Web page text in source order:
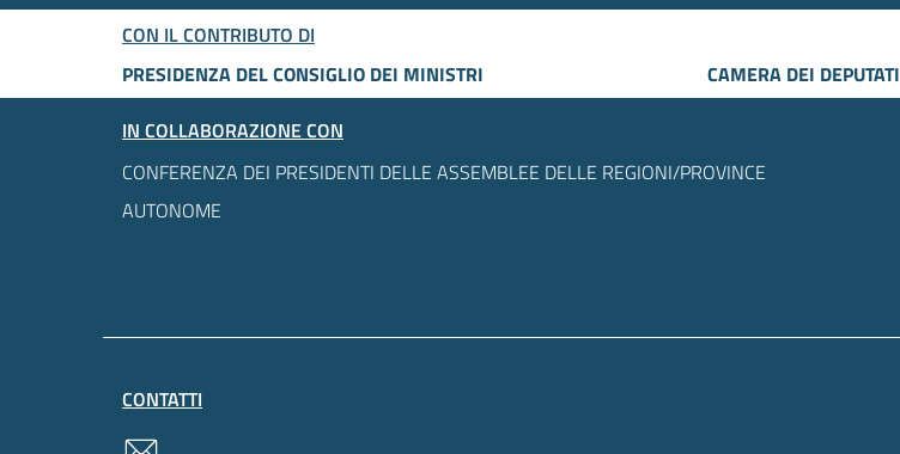
CON IL CONTRIBUTO DI
PRESIDENZA DEL CONSIGLIO DEI MINISTRI
CAMERA DEI DEPUTATI
IN COLLABORAZIONE CON
CONFERENZA DEI PRESIDENTI DELLE ASSEMBLEE DELLE REGIONI/PROVINCE
AUTONOME
CONTATTI